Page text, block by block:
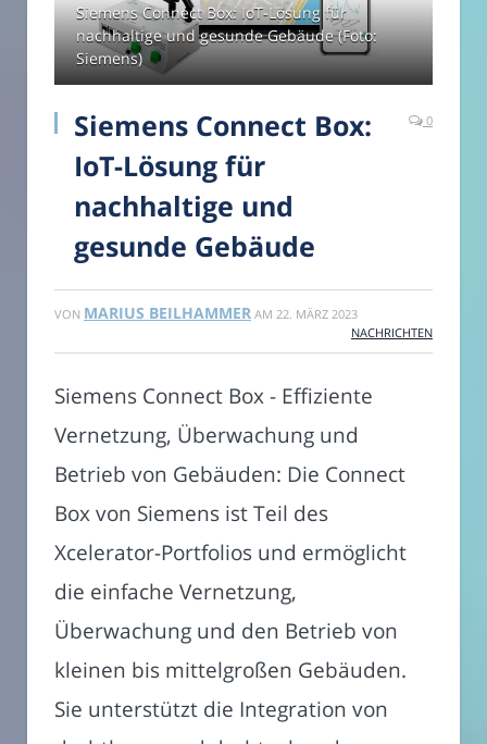
Siemens Connect Box: IoT-Lösung für
nachhaltige und gesunde Gebäude (Foto:
Siemens)
Siemens Connect Box:
IoT-Lösung für
nachhaltige und
gesunde Gebäude
0
VON MARIUS BEILHAMMER AM 22. MÄRZ 2023
NACHRICHTEN
Siemens Connect Box - Effiziente
Vernetzung, Überwachung und
Betrieb von Gebäuden: Die Connect
Box von Siemens ist Teil des
Xcelerator-Portfolios und ermöglicht
die einfache Vernetzung,
Überwachung und den Betrieb von
kleinen bis mittelgroßen Gebäuden.
Sie unterstützt die Integration von